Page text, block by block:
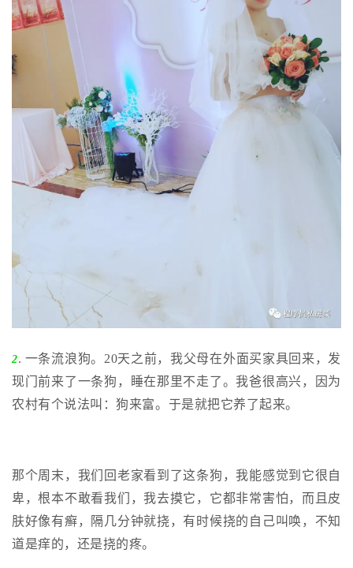
2. 一条流浪狗。20天之前，我父母在外面买家具回来，发
现门前来了一条狗，睡在那里不走了。我爸很高兴，因为
农村有个说法叫：狗来富。于是就把它养了起来。
那个周末，我们回老家看到了这条狗，我能感觉到它很自
卑，根本不敢看我们，我去摸它，它都非常害怕，而且皮
肤好像有癣，隔几分钟就挠，有时候挠的自己叫唤，不知
道是痒的，还是挠的疼。